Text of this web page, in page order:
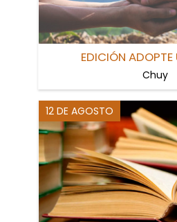
EDICIÓN ADOPTE
Chuy
12 DE AGOSTO